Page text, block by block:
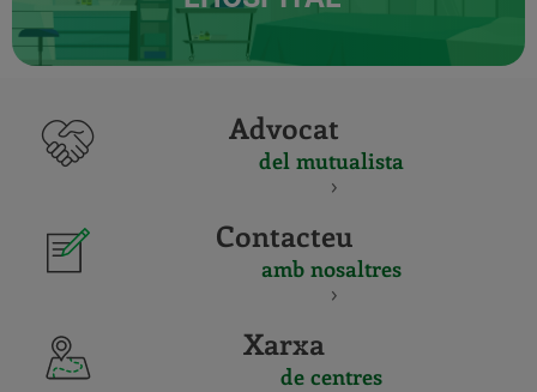
Advocat
del mutualista
Contacteu
amb nosaltres
Xarxa
de centres